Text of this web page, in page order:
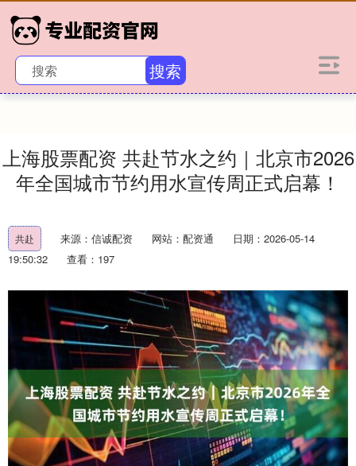
搜索
上海股票配资 共赴节水之约｜北京市2026
年全国城市节约用水宣传周正式启幕！
共赴 来源：信诚配资 网站：配资通
日期：2026-05-14
19:50:32
查看：197